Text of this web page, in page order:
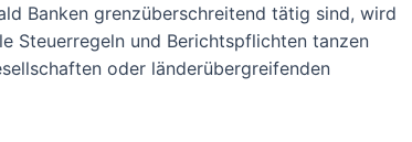
Banken grenzüberschreitend tätig sind, wird
Steuerregeln und Berichtspflichten tanzen
oder länderübergreifenden